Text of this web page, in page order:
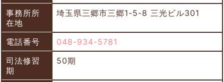
事務所所
在地
埼玉県三郷市三郷1-5-8 三光ビル301
電話番号
048-934-5781
司法修習
期
50期